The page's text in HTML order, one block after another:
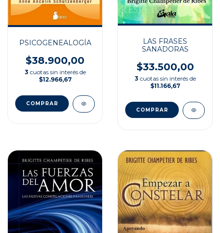
PSICOGENEALOGÍA
$38.900,00
3 cuotas sin interés de
$12.966,67
LAS FRASES
SANADORAS
$33.500,00
3 cuotas sin interés de
$11.166,67